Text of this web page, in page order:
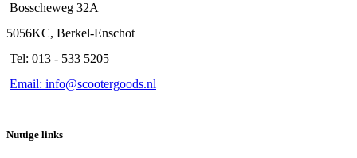
Bosscheweg 32A
5056KC, Berkel-Enschot
Tel: 013 - 533 5205
Email: info@scootergoods.nl
Nuttige links